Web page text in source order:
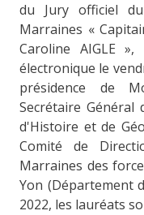
du Jury officiel
Marraines «
Caroline AIGLE
électronique le
présidence de
Secrétaire Général
d'Histoire et de
Comité de
Marraines des
Yon (Département
2022, les lauréats